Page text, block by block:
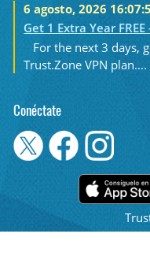
6 agosto, 2026
Get 1 Extra Year
For the next 3 days,
Trust.Zone VPN plan....
Conéctate